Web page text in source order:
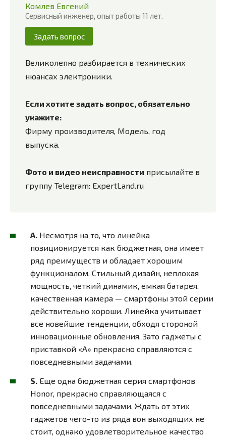
Комлев Евгений
Сервисный инженер, опыт работы 11 лет.
Задать вопрос
Великолепно разбирается в технических
нюансах электроники.
Если хотите задать вопрос, обязательно
укажите:
Фирму производителя, Модель, год
выпуска.
Фото и видео неисправности присылайте в
группу Telegram: ExpertLand.ru
A. Несмотря на то, что линейка
позиционируется как бюджетная, она имеет
ряд преимуществ и обладает хорошим
функционалом. Стильный дизайн, неплохая
мощность, четкий динамик, емкая батарея,
качественная камера — смартфоны этой серии
действительно хороши. Линейка учитывает
все новейшие тенденции, обходя стороной
инновационные обновления. Зато гаджеты с
приставкой «A» прекрасно справляются с
повседневными задачами.
S. Еще одна бюджетная серия смартфонов
Honor, прекрасно справляющаяся с
повседневными задачами. Ждать от этих
гаджетов чего-то из ряда вон выходящих не
стоит, однако удовлетворительное качество